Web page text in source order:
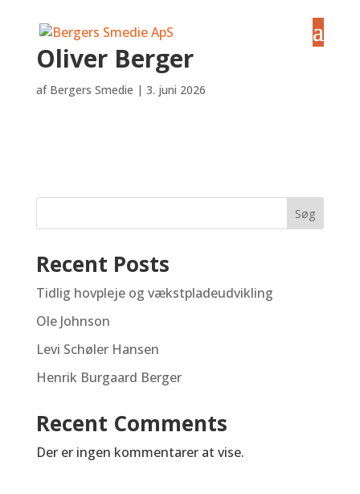
Oliver Berger
af Bergers Smedie | 3. juni 2026
Søg
Recent Posts
Tidlig hovpleje og vækstpladeudvikling
Ole Johnson
Levi Schøler Hansen
Henrik Burgaard Berger
Recent Comments
Der er ingen kommentarer at vise.